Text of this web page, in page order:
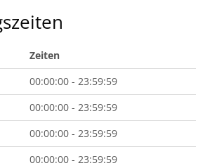
Zeiten
00:00:00 - 23:59:59
00:00:00 - 23:59:59
00:00:00 - 23:59:59
00:00:00 - 23:59:59